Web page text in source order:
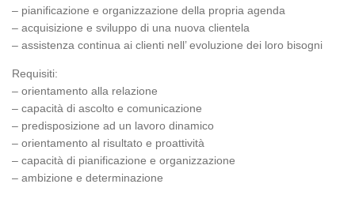
– pianificazione e organizzazione della propria agenda
– acquisizione e sviluppo di una nuova clientela
– assistenza continua ai clienti nell’ evoluzione dei loro bisogni
Requisiti:
– orientamento alla relazione
– capacità di ascolto e comunicazione
– predisposizione ad un lavoro dinamico
– orientamento al risultato e proattività
– capacità di pianificazione e organizzazione
– ambizione e determinazione